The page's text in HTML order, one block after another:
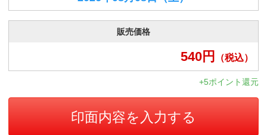
販売価格
540円 （税込）
+5ポイント還元
印面内容を入力する